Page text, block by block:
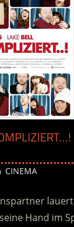
Desiree
CINEMA
Hand im